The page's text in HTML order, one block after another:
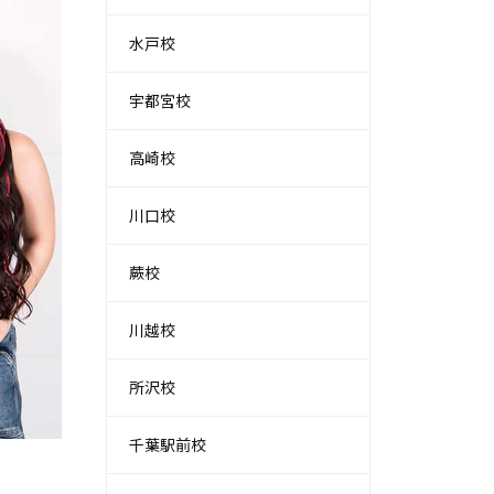
水戸校
宇都宮校
高崎校
川口校
蕨校
川越校
所沢校
千葉駅前校